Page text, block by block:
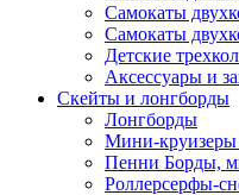
Самокаты
Самокаты
Детские
Аксессуары и
Cкейты и лонгборды
Лонгборды
Мини-круизеры
Пенни Борды,
Роллерсерфы-